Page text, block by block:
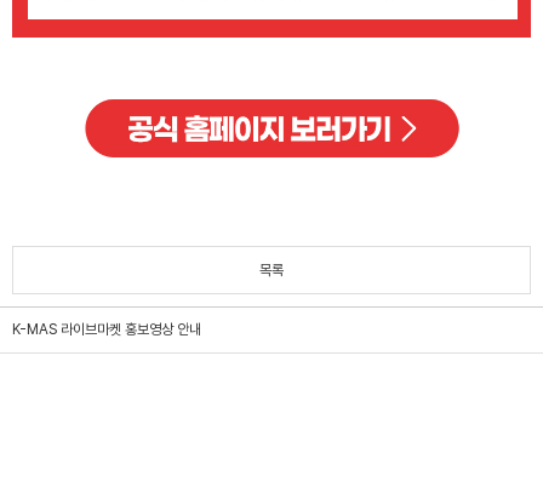
목록
K-MAS 라이브마켓 홍보영상 안내